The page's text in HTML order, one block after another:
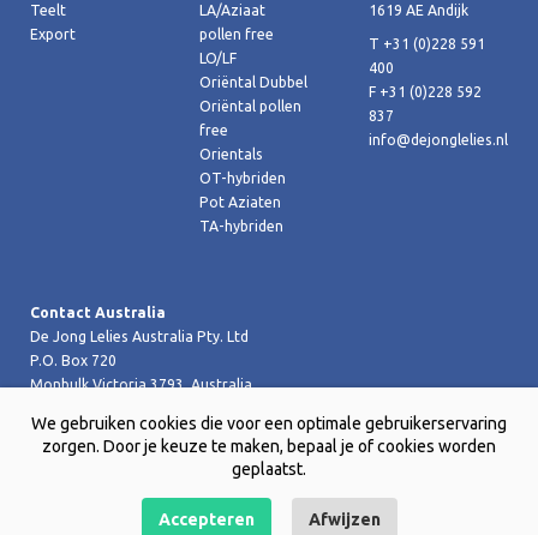
Teelt
Export
LA/Aziaat
pollen free
LO/LF
Oriëntal Dubbel
Oriëntal pollen
free
Orientals
OT-hybriden
Pot Aziaten
TA-hybriden
1619 AE Andijk
T +31 (0)228 591
400
F +31 (0)228 592
837
info@dejonglelies.nl
Contact Australia
De Jong Lelies Australia Pty. Ltd
P.O. Box 720
Monbulk Victoria 3793, Australia
T +61 (0)359 619 188
F +61 (0)359 619 199 joost@dejongleliesaustralia.com.au
Copyright © 2026 De Jong Lelies Holland bv |Website door Creative
We gebruiken cookies die voor een optimale gebruikerservaring
zorgen. Door je keuze te maken, bepaal je of cookies worden
geplaatst.
Accepteren Afwijzen